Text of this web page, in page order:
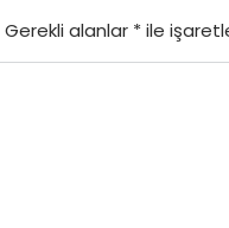
Gerekli alanlar *ile